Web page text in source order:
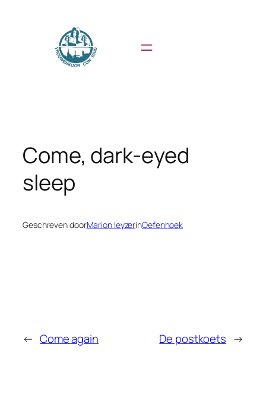
Come, dark-eyed
sleep
Geschreven doorMarion leyzerinOefenhoek
← Come again De postkoets →